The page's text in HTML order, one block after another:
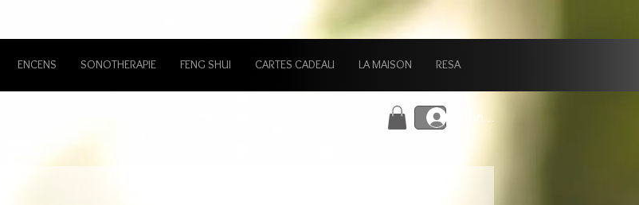
ENCENS SONOTHERAPIE FENG SHUI CARTES CADEAU LA MAISON RESA
Connexion